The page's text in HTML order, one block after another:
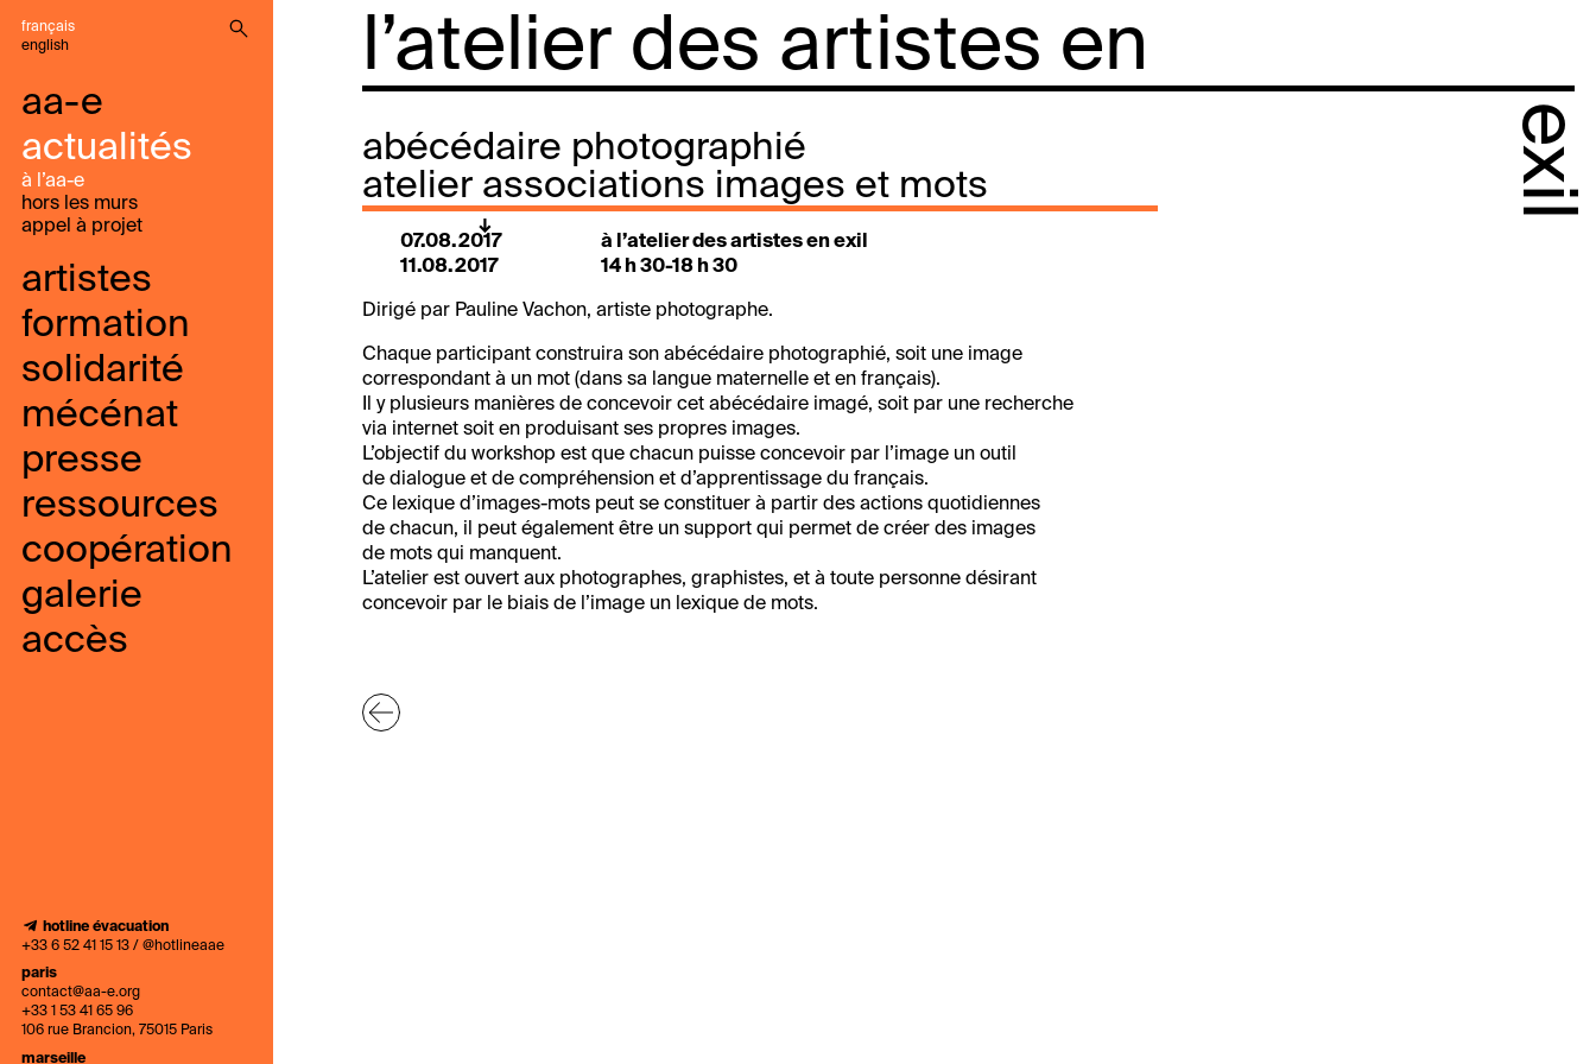
l’atelier des artistes en
français
english
aa-e
actualités
à l’aa-e
hors les murs
appel à projet
artistes
formation
solidarité
mécénat
presse
ressources
coopération
galerie
accès
hotline évacuation
+33 6 52 41 15 13 / @hotlineaae
paris
contact@aa-e.org
+33 1 53 41 65 96
106 rue Brancion, 75015 Paris
marseille
exil
abécédaire photographié
atelier associations images et mots
07.08.2017
11.08.2017
à l’atelier des artistes en exil
14 h 30-18 h 30
Dirigé par Pauline Vachon, artiste photographe.
Chaque participant construira son abécédaire photographié, soit une image
correspondant à un mot (dans sa langue maternelle et en français).
Il y plusieurs manières de concevoir cet abécédaire imagé, soit par une recherche
via internet soit en produisant ses propres images.
L’objectif du workshop est que chacun puisse concevoir par l’image un outil
de dialogue et de compréhension et d’apprentissage du français.
Ce lexique d’images-mots peut se constituer à partir des actions quotidiennes
de chacun, il peut également être un support qui permet de créer des images
de mots qui manquent.
L’atelier est ouvert aux photographes, graphistes, et à toute personne désirant
concevoir par le biais de l’image un lexique de mots.